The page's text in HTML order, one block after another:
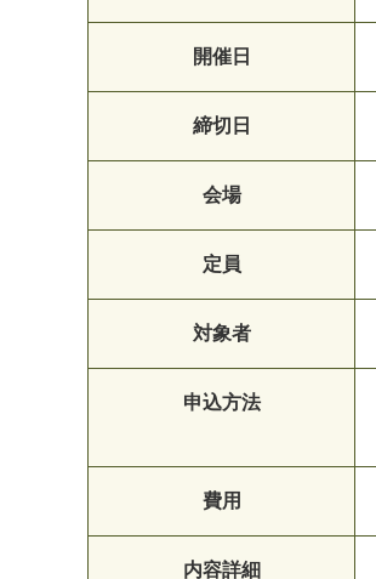
開催日
締切日
会場
定員
対象者
申込方法
費用
内容詳細